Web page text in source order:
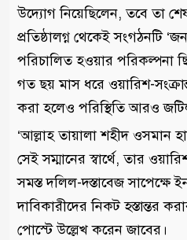
উদ্যোগ নিয়েছিলেন, তবে তা
প্রতিষ্ঠালগ্ন থেকেই সংগঠনটি
পরিচালিত হওয়ার পরিকল্পনা
গত ছয় মাস ধরে ওয়ারিশ-
করা হলেও পরিস্থিতি আরও
‘আল্লাহ তায়ালা শহীদ ওসমান
সেই সম্মানের স্বার্থে, তার
সমস্ত দলিল-দস্তাবেজ সাপেক্ষে
দাবিকারীদের নিকট হস্তান্তর
পোস্টে উল্লেখ করেন জাবের।